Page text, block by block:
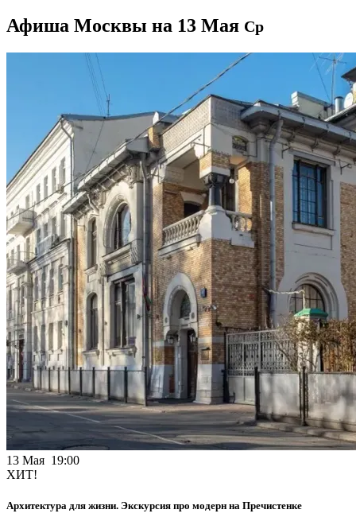
Афиша Москвы на 13 Мая Ср
13 Мая 19:00
ХИТ!
Архитектура для жизни. Экскурсия про модерн на Пречистенке